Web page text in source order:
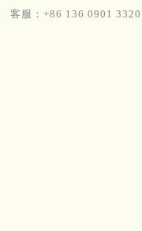
客服：+86 136 0901 3320